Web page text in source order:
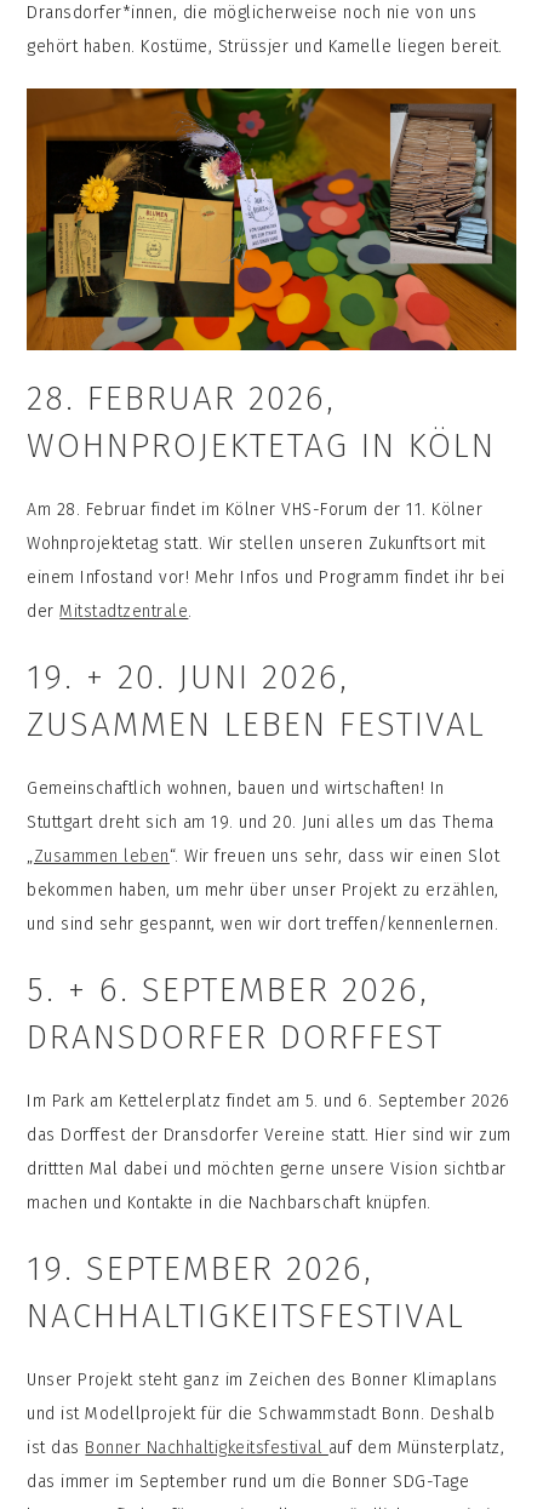
Dransdorfer*innen, die möglicherweise noch nie von uns
gehört haben. Kostüme, Strüssjer und Kamelle liegen bereit.
28. FEBRUAR 2026,
WOHNPROJEKTETAG IN KÖLN
Am 28. Februar findet im Kölner VHS-Forum der 11. Kölner
Wohnprojektetag statt. Wir stellen unseren Zukunftsort mit
einem Infostand vor! Mehr Infos und Programm findet ihr bei
derMitstadtzentrale.
19. + 20. JUNI 2026,
ZUSAMMEN LEBEN FESTIVAL
Gemeinschaftlich wohnen, bauen und wirtschaften! In
Stuttgart dreht sich am 19. und 20. Juni alles um das Thema
„Zusammen leben“. Wir freuen uns sehr, dass wir einen Slot
bekommen haben, um mehr über unser Projekt zu erzählen,
und sind sehr gespannt, wen wir dort treffen/kennenlernen.
5. + 6. SEPTEMBER 2026,
DRANSDORFER DORFFEST
Im Park am Kettelerplatz findet am 5. und 6. September 2026
das Dorffest der Dransdorfer Vereine statt. Hier sind wir zum
drittten Mal dabei und möchten gerne unsere Vision sichtbar
machen und Kontakte in die Nachbarschaft knüpfen.
19. SEPTEMBER 2026,
NACHHALTIGKEITSFESTIVAL
Unser Projekt steht ganz im Zeichen des Bonner Klimaplans
und ist Modellprojekt für die Schwammstadt Bonn. Deshalb
ist das Bonner Nachhaltigkeitsfestival auf dem Münsterplatz,
das immer im September rund um die Bonner SDG-Tage